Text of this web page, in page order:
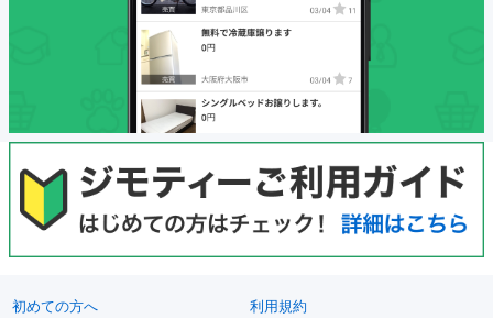
初めての方へ 利用規約